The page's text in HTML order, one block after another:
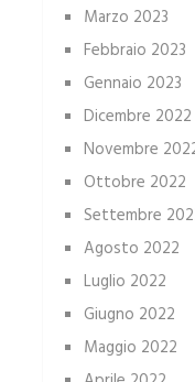
Marzo 2023
Febbraio 2023
Gennaio 2023
Dicembre 2022
Novembre
Ottobre 2022
Settembre
Agosto 2022
Luglio 2022
Giugno 2022
Maggio 2022